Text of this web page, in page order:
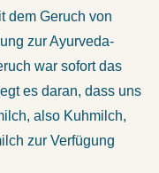
dem Geruch von
zur Ayurveda-
war sofort das
es daran, dass uns
also Kuhmilch,
zur Verfügung